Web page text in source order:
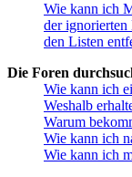
Wie kann ich
der ignorierten
den Listen
Die Foren
Wie kann ich
Weshalb
Warum
Wie kann ich
Wie kann ich